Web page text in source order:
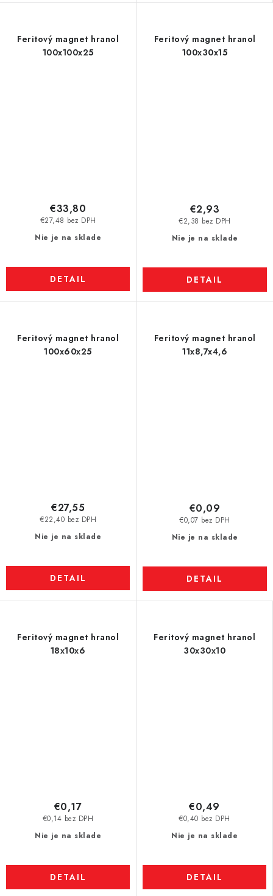
Feritový magnet hranol
100x100x25
Nie je na sklade
€27,48 bez DPH
€33,80
DETAIL
Feritový magnet hranol
100x30x15
Nie je na sklade
€2,38 bez DPH
€2,93
DETAIL
Feritový magnet hranol
100x60x25
Nie je na sklade
€22,40 bez DPH
€27,55
DETAIL
Feritový magnet hranol
11x8,7x4,6
Nie je na sklade
€0,07 bez DPH
€0,09
DETAIL
Feritový magnet hranol
18x10x6
Nie je na sklade
€0,14 bez DPH
€0,17
DETAIL
Feritový magnet hranol
30x30x10
Nie je na sklade
€0,40 bez DPH
€0,49
DETAIL